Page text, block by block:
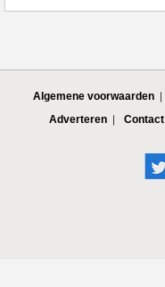
Algemene voorwaarden
Adverteren
Contact